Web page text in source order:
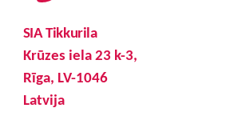
SIA Tikkurila
Krūzes iela 23 k-3,
Rīga, LV-1046
Latvija